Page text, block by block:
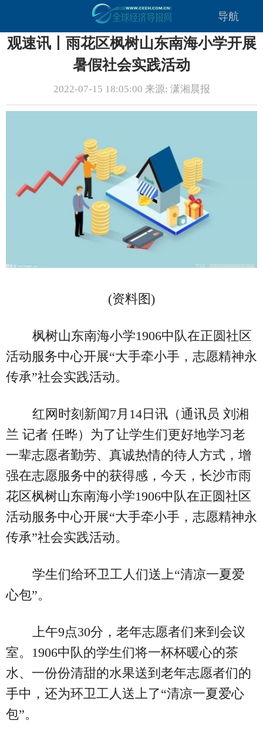
导航
观速讯丨雨花区枫树山东南海小学开展
暑假社会实践活动
2022-07-15 18:05:00 来源: 潇湘晨报
(资料图)
枫树山东南海小学1906中队在正圆社区
活动服务中心开展“大手牵小手，志愿精神永
传承”社会实践活动。
红网时刻新闻7月14日讯（通讯员 刘湘
兰 记者 任晔）为了让学生们更好地学习老
一辈志愿者勤劳、真诚热情的待人方式，增
强在志愿服务中的获得感，今天，长沙市雨
花区枫树山东南海小学1906中队在正圆社区
活动服务中心开展“大手牵小手，志愿精神永
传承”社会实践活动。
学生们给环卫工人们送上“清凉一夏爱
心包”。
上午9点30分，老年志愿者们来到会议
室。1906中队的学生们将一杯杯暖心的茶
水、一份份清甜的水果送到老年志愿者们的
手中，还为环卫工人送上了“清凉一夏爱心
包”。